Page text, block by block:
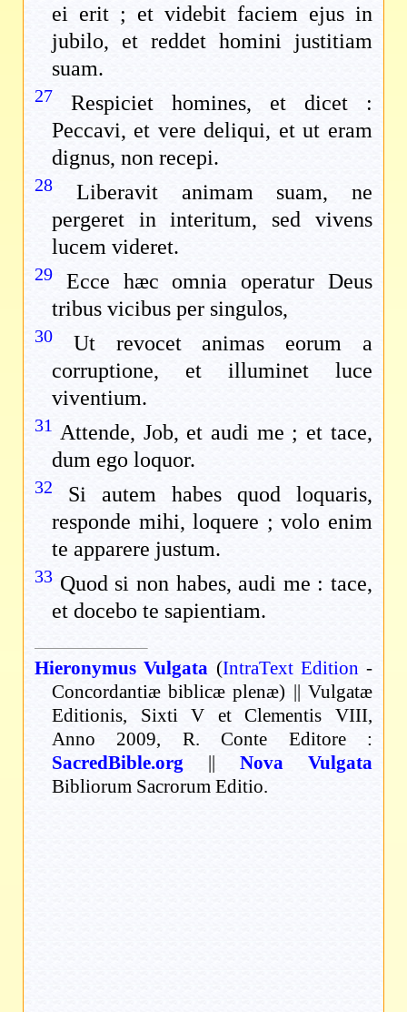
ei erit ; et videbit faciem ejus in
jubilo, et reddet homini justitiam
suam.
27
Respiciet homines, et dicet :
Peccavi, et vere deliqui, et ut eram
dignus, non recepi.
28
Liberavit animam suam, ne
pergeret in interitum, sed vivens
lucem videret.
29
Ecce hæc omnia operatur Deus
tribus vicibus per singulos,
30
Ut revocet animas eorum a
corruptione, et illuminet luce
viventium.
31 Attende, Job, et audi me ; et tace,
dum ego loquor.
32
Si autem habes quod loquaris,
responde mihi, loquere ; volo enim
te apparere justum.
33 Quod si non habes, audi me : tace,
et docebo te sapientiam.
Hieronymus Vulgata (IntraText Edition-
Concordantiæ biblicæ plenæ) || Vulgatæ
Editionis, Sixti V et Clementis VIII,
Anno 2009, R. Conte Editore :
SacredBible.org || Nova Vulgata
Bibliorum Sacrorum Editio.